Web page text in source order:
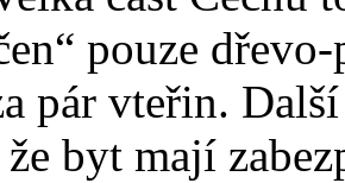
pouze
pár vteřin.
byt mají